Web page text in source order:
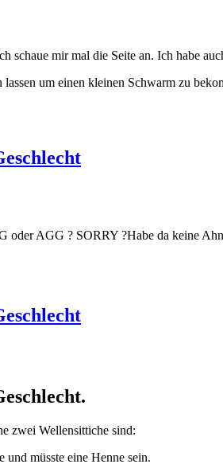
schaue mir mal die Seite an. Ich habe
um einen kleinen Schwarm zu
oder AGG ? SORRY ?Habe da keine
zwei Wellensittiche sind:
und müsste eine Henne sein.